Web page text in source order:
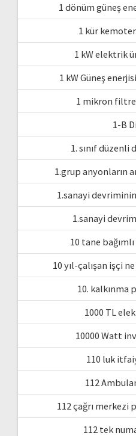
1 dönüm güneş
1 kür
1 kW elektrik
1 kW Güneş
1 mikron filtre
1-B
1. sınıf
1.grup anyonların
1.sanayi
1.sanayi
10 tane
10 yıl-çalışan işçi
10. kalkınma
1000 TL
10000 Watt
110 luk
112
112 çağrı merkezi
112 tek